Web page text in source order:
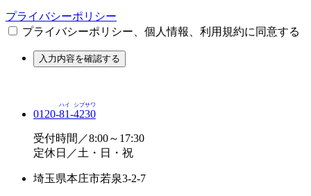
プライバシーポリシー
プライバシーポリシー、個人情報、利用規約に同意する
入力内容を確認する
0120-81
ハイ
-4230
シブサワ
受付時間／8:00～17:30
定休日／土・日・祝
埼玉県本庄市若泉3-2-7